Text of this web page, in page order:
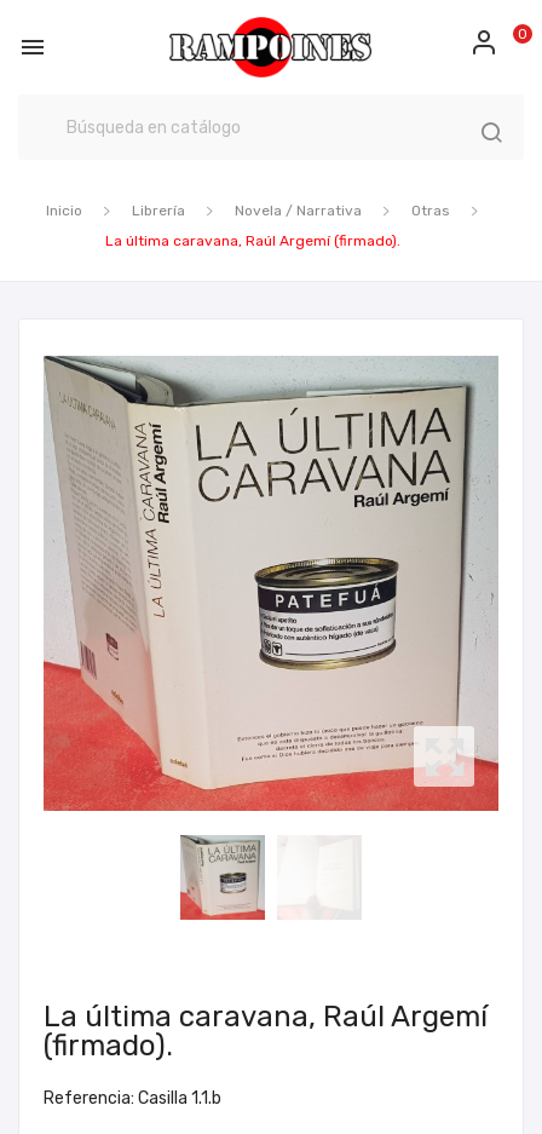
 0
Inicio Librería Novela / Narrativa
Otras
La última caravana, Raúl Argemí (firmado).
La última caravana, Raúl Argemí
(firmado).
Referencia: Casilla 1.1.b